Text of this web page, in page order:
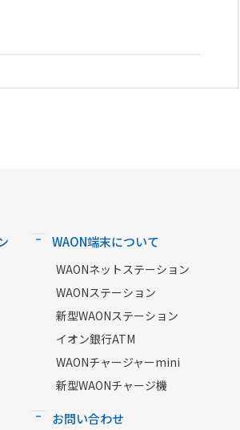
WAON端末について
WAONネットステーション
WAONステーション
新型WAONステーション
イオン銀行ATM
WAONチャージャーmini
新型WAONチャージ機
お問い合わせ